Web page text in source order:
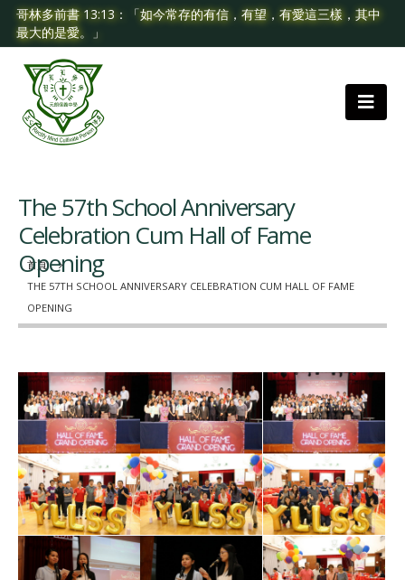
哥林多前書 13:13：「如今常存的有信，有望，有愛這三樣，其中
最大的是愛。」
首頁
THE 57TH SCHOOL ANNIVERSARY CELEBRATION CUM HALL OF FAME
OPENING
The 57th School Anniversary
Celebration Cum Hall of Fame
Opening